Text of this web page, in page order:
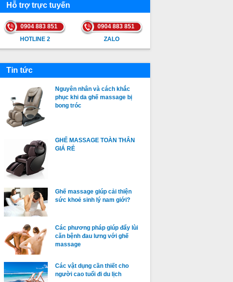
Hỗ trợ trực tuyến
0904 883 851
HOTLINE 2
HOTLINE 2
0904 883 851
ZALO
ZALO
Tin tức
Nguyên nhân và cách khắc
phục khi da ghế massage bị
bong tróc
GHẾ MASSAGE TOÀN THÂN
GIÁ RẺ
Ghế massage giúp cải thiện
sức khoẻ sinh lý nam giới?
Các phương pháp giúp đẩy lùi
căn bệnh đau lưng với ghế
massage
Các vật dụng cần thiết cho
người cao tuổi đi du lịch